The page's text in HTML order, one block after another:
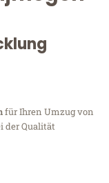
für Ihren Umzug von
der Qualität